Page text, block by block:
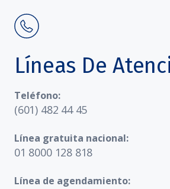
Líneas De
Teléfono:
(601) 482 44 45
Línea gratuita nacional:
01 8000 128 818
Línea de agendamiento: